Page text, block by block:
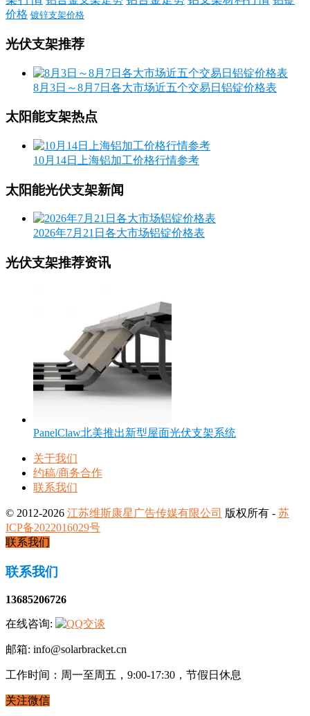
价格 镀锌支架价格
光伏支架推荐
8月3日～8月7日各大市场近五个交易日铝锭价格表
太阳能支架热点
10月14日上海铝加工价格行情参考
太阳能光伏支架新闻
2026年7月21日各大市场铝锭价格表
光伏支架推荐资讯
PanelClaw北美推出新型屋面光伏支架系统
关于我们
约稿/商务合作
联系我们
© 2012-2026 江苏维斯康星广告传媒有限公司 版权所有 - 苏
ICP备2022016029号
联系我们
联系我们
13685206726
在线咨询:
邮箱: info@solarbracket.cn
工作时间：周一至周五，9:00-17:30，节假日休息
关注微信